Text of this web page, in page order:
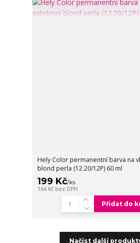
Hely Color permanentní barva na
blond perla (12.20/12P) 60 ml
199 Kč/ks
164 Kč bez DPH
Přidat do
Načíst další